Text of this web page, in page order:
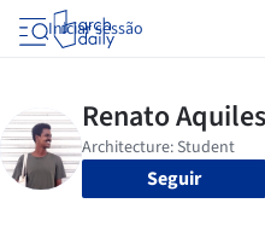
Iniciar sessão
Seguir